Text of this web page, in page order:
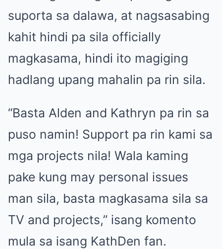
suporta sa dalawa, at nagsasabing
kahit hindi pa sila officially
magkasama, hindi ito magiging
hadlang upang mahalin pa rin sila.
“Basta Alden and Kathryn pa rin sa
puso namin! Support pa rin kami sa
mga projects nila! Wala kaming
pake kung may personal issues
man sila, basta magkasama sila sa
TV and projects,” isang komento
mula sa isang KathDen fan.